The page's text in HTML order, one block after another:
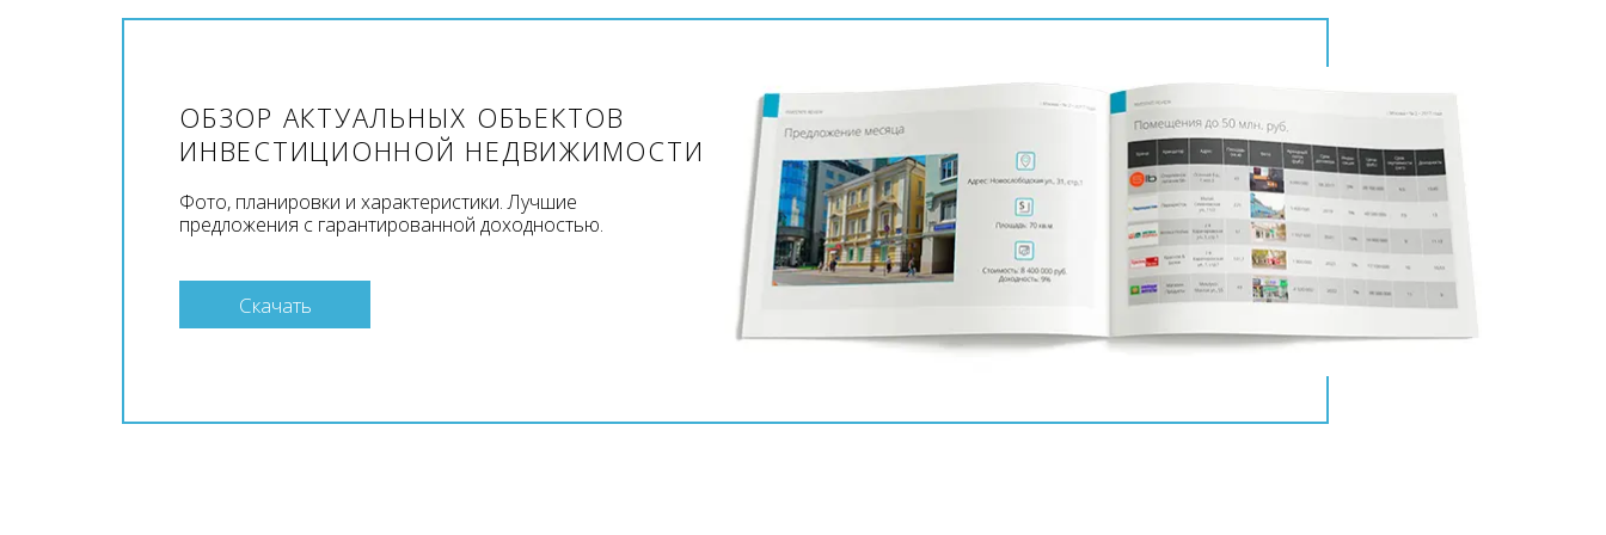
ОБЗОР АКТУАЛЬНЫХ ОБЪЕКТОВ
ИНВЕСТИЦИОННОЙ НЕДВИЖИМОСТИ
Фото, планировки и характеристики. Лучшие
предложения с гарантированной доходностью.
Скачать